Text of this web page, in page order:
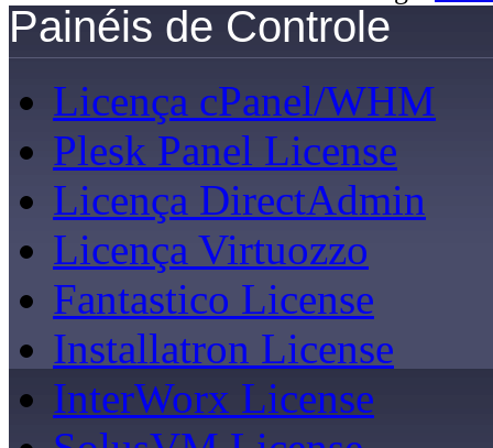
Painéis de Controle
Licença cPanel/WHM
Plesk Panel License
Licença DirectAdmin
Licença Virtuozzo
Fantastico License
Installatron License
InterWorx License